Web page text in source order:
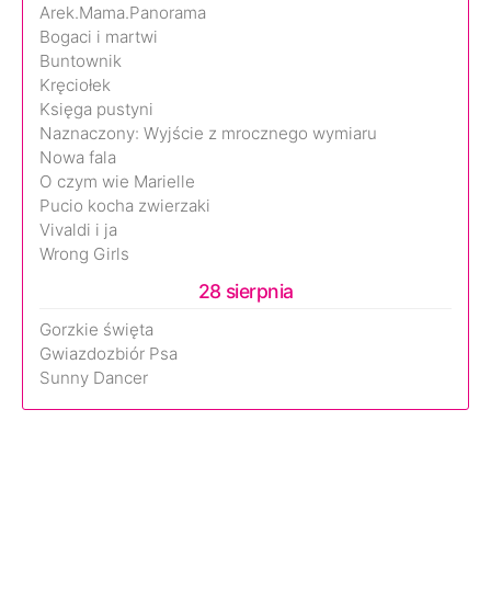
Arek.Mama.Panorama
Bogaci i martwi
Buntownik
Kręciołek
Księga pustyni
Naznaczony: Wyjście z mrocznego wymiaru
Nowa fala
O czym wie Marielle
Pucio kocha zwierzaki
Vivaldi i ja
Wrong Girls
28 sierpnia
Gorzkie święta
Gwiazdozbiór Psa
Sunny Dancer